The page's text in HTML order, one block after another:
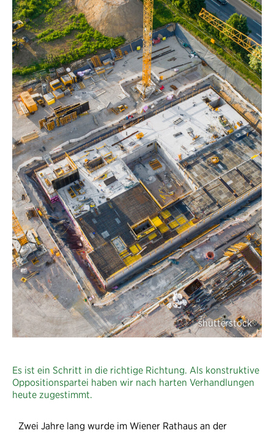
Warum
wir
der
Bauordnungsnovelle
zustimmen
Es ist ein Schritt in die richtige Richtung. Als konstruktive
Oppositionspartei haben wir nach harten Verhandlungen
heute zugestimmt.
Zwei Jahre lang wurde im Wiener Rathaus an der